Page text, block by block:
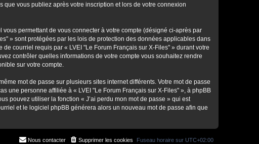
que vous publiez après votre inscription et lors de votre connexion
permettant de vous connecter à votre compte (désigné ci-après par
» sont protégées par les lois de protection des données applicables dans
courriel requis par « LVEI "Le Forum Français sur X-Files" » durant votre
contrôler quelles informations de votre compte vous souhaitez rendre
sur votre compte.
mot de passe sur plusieurs sites internet différents. Votre mot de passe
une personne affiliée à « LVEI "Le Forum Français sur X-Files" », à phpBB
pouvez utiliser la fonction « J’ai perdu mon mot de passe » qui est
et le logiciel phpBB générera alors un nouveau mot de passe afin que
Fuseau horaire sur UTC+02:00
Supprimer les cookies
Nous contacter